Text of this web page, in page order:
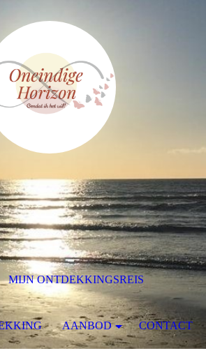
MIJN ONTDEKKINGSREIS
AANBOD CONTACT